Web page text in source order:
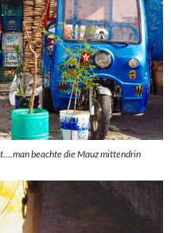
beachte die Mauz mittendrin